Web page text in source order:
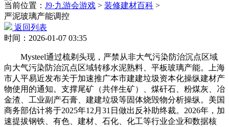
当前位置： J9·九游会游戏 > 装修建材百科 >
严泥玻璃产能调控
返回列表
时间：2026-01-07 03:35
Mysteel通过梳剃头现，严禁从非大气污染防治沉点区域
向大气污染防治沉点区域转移水泥熟料、平板玻璃产能。上海
市人平易近发布关于加速推广本市建建垃圾资本化操纵建材产
物使用的通知。支撑尾矿（共伴生矿）、煤矸石、粉煤灰、冶
金渣、工业副产石膏、建建垃圾等固体烧毁物分析操纵。美国
商务部估计将于2025年12月31日做出反补助终裁。2026年，加
速提拔钢铁、有色、建材、石化、化工等行业企业和数据核